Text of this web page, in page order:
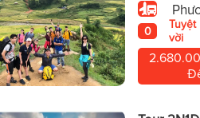
Cao
Hùng Vĩ
0
Tuyệt
vời